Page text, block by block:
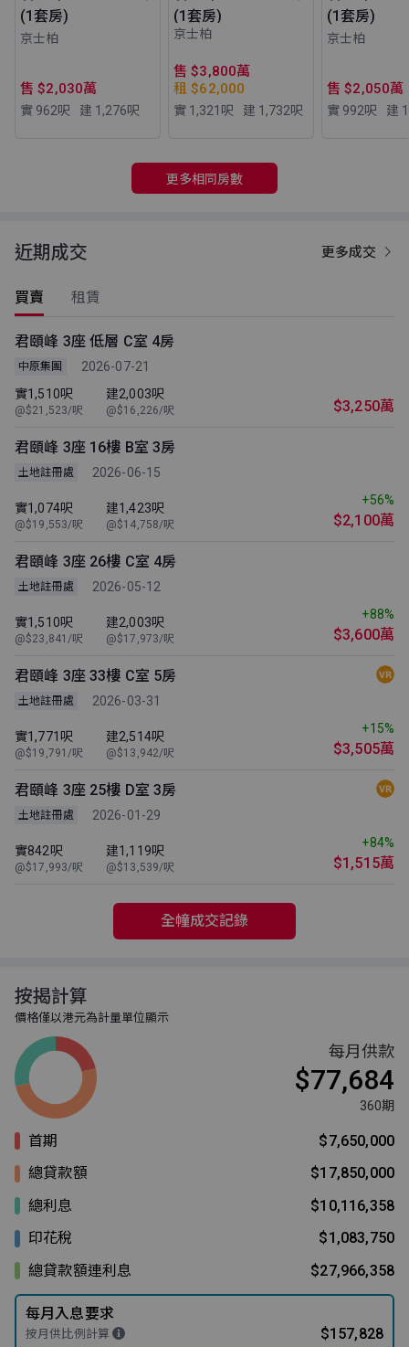
(1套房)
京士柏
售 $2,030萬
實 962呎 建 1,276呎
(1套房)
京士柏
售 $3,800萬
租 $62,000
實 1,321 呎 建 1,732呎
(1套房)
京士柏
售 $2,050萬
實 992呎 建
更多相同房數
近期成交 更多成交
買賣 租賃
君頤峰 3座 低層 C室 4房
中原集團
2026-07-21
實1,510呎
@$21,523/呎
建2,003呎
@$16,226/呎 $3,250萬
君頤峰 3座 16樓 B室 3房
土地註冊處 2026-06-15
實1,074呎
@$19,553/呎
建1,423呎
@$14,758/呎
+56%
$2,100萬
君頤峰 3座 26樓 C室 4房
土地註冊處 2026-05-12
實1,510呎
@$23,841/呎
建2,003呎
@$17,973/呎
+88%
$3,600萬
君頤峰 3座 33樓 C室 5房
土地註冊處 2026-03-31
實1,771呎
@$19,791/呎
建2,514呎
@$13,942/呎
+15%
$3,505萬
君頤峰 3座 25樓 D室 3房
土地註冊處 2026-01-29
實842呎
@$17,993/呎
建1,119呎
@$13,539/呎
+84%
$1,515萬
全幢成交記錄
按揭計算
價格僅以港元為計量單位顯示
每月供款
$77,684
360期
首期
$7,650,000
總貸款額
$17,850,000
總利息
$10,116,358
印花稅
$1,083,750
總貸款額連利息
$27,966,358
每月入息要求
按月供比例計算 $157,828